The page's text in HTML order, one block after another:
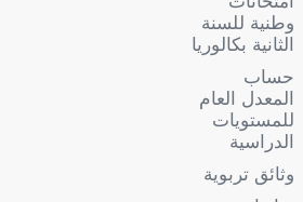
وطنية للسنة
الثانية بكالوريا
حساب
المعدل العام
للمستويات
الدراسية
وثائق تربوية